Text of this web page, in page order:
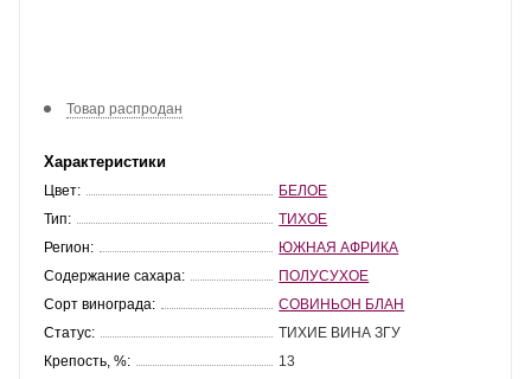
Товар распродан
Характеристики
Цвет:
БЕЛОЕ
Тип:
ТИХОЕ
Регион:
ЮЖНАЯ АФРИКА
Содержание сахара:
ПОЛУСУХОЕ
Сорт винограда:
СОВИНЬОН БЛАН
Статус:
ТИХИЕ ВИНА ЗГУ
Крепость, %:
13